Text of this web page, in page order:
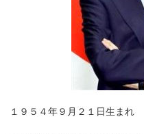
１９５４年９月２１日生まれ